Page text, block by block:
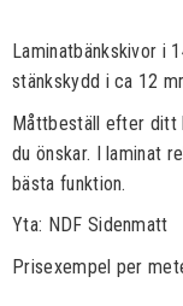
Laminatbänkskivor i
stänkskydd i ca 12
Måttbeställ efter ditt
du önskar. I laminat
bästa funktion.
Yta: NDF Sidenmatt
Prisexempel per